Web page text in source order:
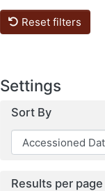
Reset filters
Settings
Sort By
Results per page